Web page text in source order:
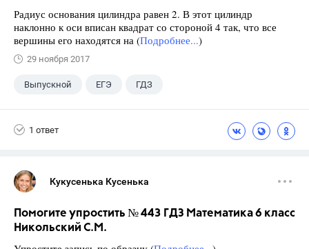
Радиус основания цилиндра равен 2. В этот цилиндр
наклонно к оси вписан квадрат со стороной 4 так, что все
вершины его находятся на (Подробнее...)
29 ноября 2017
Выпускной ЕГЭ ГДЗ
1 ответ
Кукусенька Кусенька
Помогите упростить № 443 ГДЗ Математика 6 класс
Никольский С.М.